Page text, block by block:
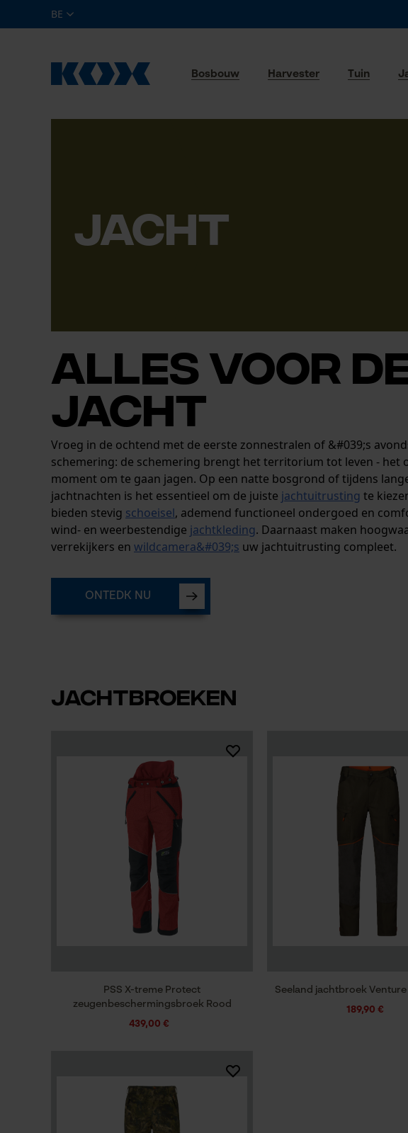
BE
Bosbouw Harvester Tuin
JACHT
Alles voor
jacht
Vroeg in de ochtend met de eerste zonnestralen of &#039;s
schemering: de schemering brengt het territorium tot leven - het
moment om te gaan jagen. Op een natte bosgrond of tijdens
jachtnachten is het essentieel om de juiste jachtuitrusting te
bieden stevig schoeisel, ademend functioneel ondergoed en
wind- en weerbestendige jachtkleding. Daarnaast maken
verrekijkers en wildcamera&#039;s uw jachtuitrusting compleet.
ONTEDK NU
JACHTBROEKEN
PSS X-treme Protect
zeugenbeschermingsbroek Rood
439,00 €
Seeland jachtbroek Venture
189,90 €